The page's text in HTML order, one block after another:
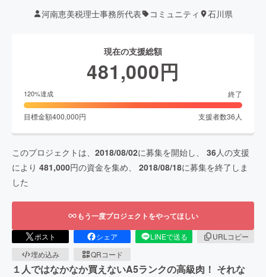
河南恵美税理士事務所代表 コミュニティ 石川県
現在の支援総額
481,000円
120%達成 終了
目標金額400,000円 支援者数36 人
このプロジェクトは、 2018/08/02に募集を開始し、 36人の支援
により 481,000円の資金を集め、 2018/08/18に募集を終了しま
した
もう一度プロジェクトをやってほしい
ポスト シェア LINEで送る
URLコピー
埋め込み
QRコード
１人ではなかなか買えないA5ランクの高級肉！ それな